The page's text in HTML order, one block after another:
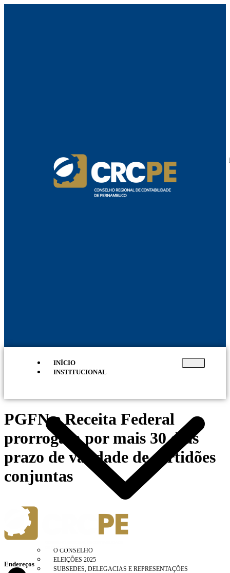
INÍCIO
INSTITUCIONAL
O CONSELHO
ELEIÇÕES 2025
SUBSEDES, DELEGACIAS E REPRESENTAÇÕES
PGFN e Receita Federal
prorrogam por mais 30 dias
prazo de validade de certidões
conjuntas
Endereços